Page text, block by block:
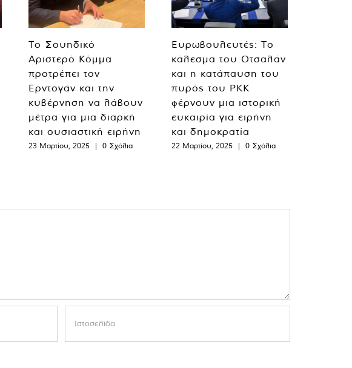
Το Σουηδικό
Αριστερό Κόμμα
προτρέπει τον
Ερντογάν και την
κυβέρνηση να λάβουν
μέτρα για μια διαρκή
και ουσιαστική ειρήνη
23 Μαρτίου, 2025 | 0 Σχόλια
Ευρωβουλευτές: Το
κάλεσμα του Οτσαλάν
και η κατάπαυση του
πυρός του PKK
φέρνουν μια ιστορική
ευκαιρία για ειρήνη
και δημοκρατία
22 Μαρτίου, 2025 | 0 Σχόλια